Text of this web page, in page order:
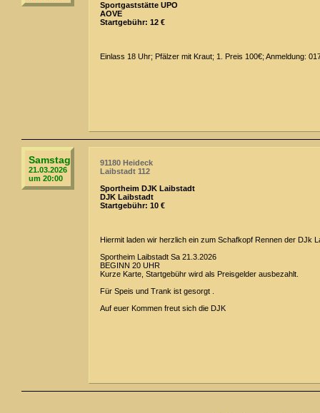
Sportgaststätte UPO
AOVE
Startgebühr: 12 €
Einlass 18 Uhr; Pfälzer mit Kraut; 1. Preis 100€; Anmeldung:
Samstag
21.03.2026
um 20:00
91180 Heideck
Laibstadt 112
Sportheim DJK Laibstadt
DJK Laibstadt
Startgebühr: 10 €
Hiermit laden wir herzlich ein zum Schafkopf Rennen der DJk
Sportheim Laibstadt Sa 21.3.2026
BEGINN 20 UHR
Kurze Karte, Startgebühr wird als Preisgelder ausbezahlt.
Für Speis und Trank ist gesorgt .
Auf euer Kommen freut sich die DJK